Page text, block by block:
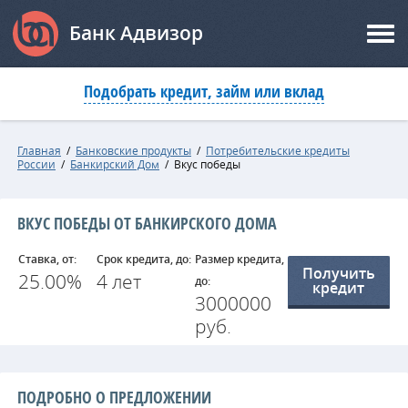
Банк Адвизор
Подобрать кредит, займ или вклад
Главная / Банковские продукты / Потребительские кредиты
России / Банкирский Дом / Вкус победы
ВКУС ПОБЕДЫ ОТ БАНКИРСКОГО ДОМА
Ставка, от:
25.00%
Срок кредита, до:
4 лет
Размер кредита,
до:
3000000
руб.
Получить
кредит
ПОДРОБНО О ПРЕДЛОЖЕНИИ